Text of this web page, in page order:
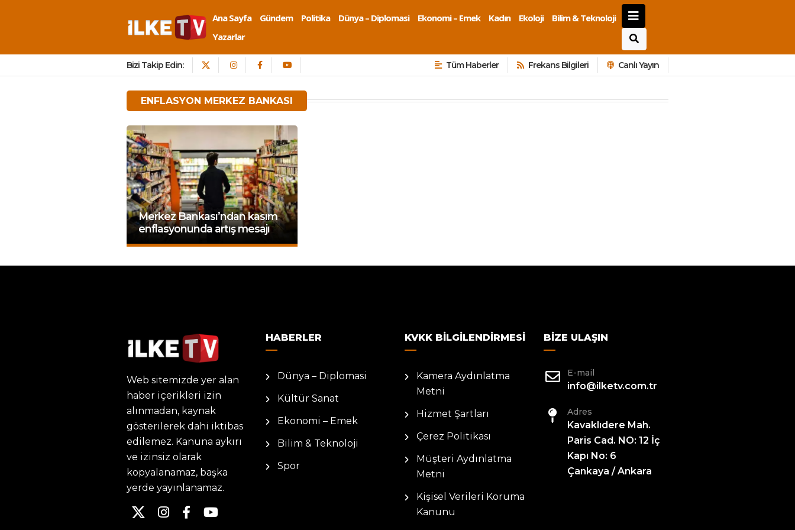
Ana Sayfa Gündem Politika Dünya – Diplomasi Ekonomi – Emek Kadın Ekoloji
Bilim & Teknoloji
Yazarlar
Bizi Takip Edin: Tüm Haberler Frekans Bilgileri Canlı Yayın
ENFLASYON MERKEZ BANKASI
Merkez Bankası’ndan kasım
enflasyonunda artış mesajı
Web sitemizde yer alan
haber içerikleri izin
alınmadan, kaynak
gösterilerek dahi iktibas
edilemez. Kanuna aykırı
ve izinsiz olarak
kopyalanamaz, başka
yerde yayınlanamaz.
HABERLER
Dünya – Diplomasi
Kültür Sanat
Ekonomi – Emek
Bilim & Teknoloji
Spor
KVKK BILGILENDIRMESI
Kamera Aydınlatma
Metni
Hizmet Şartları
Çerez Politikası
Müşteri Aydınlatma
Metni
Kişisel Verileri Koruma
Kanunu
BIZE ULAŞIN
E-mail
info@ilketv.com.tr
Adres
Kavaklıdere Mah.
Paris Cad. NO: 12 İç
Kapı No: 6
Çankaya / Ankara